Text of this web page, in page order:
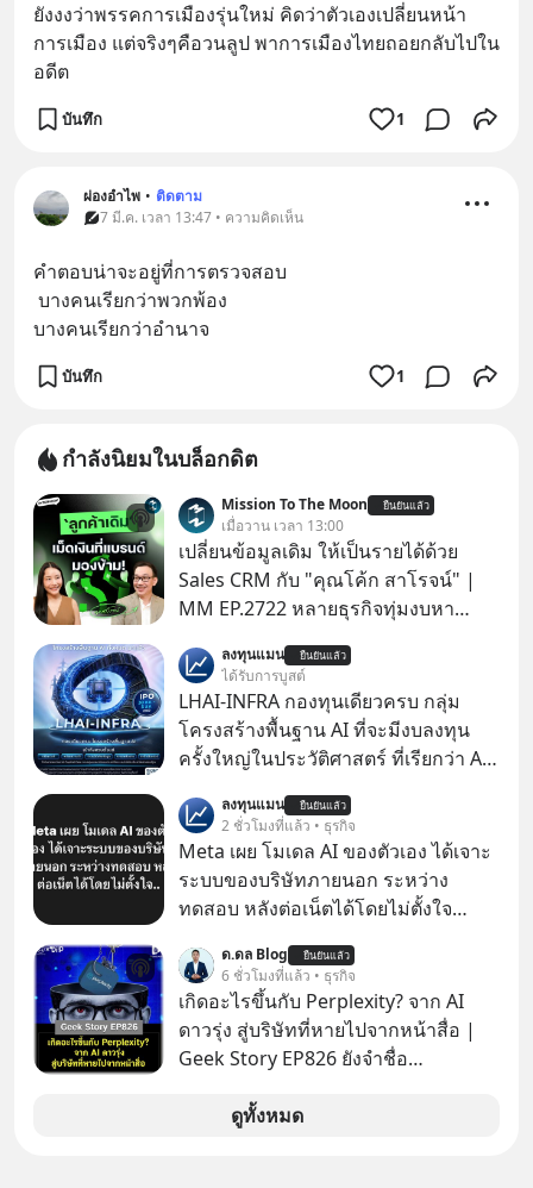
ยังงงว่าพรรคการเมืองรุ่นใหม่ คิดว่าตัวเองเปลี่ยนหน้า
การเมือง แต่จริงๆคือวนลูป พาการเมืองไทยถอยกลับไปใน
อดีต
บันทึก 1
ผ่องอำไพ • ติดตาม
7 มี.ค. เวลา 13:47 • ความคิดเห็น
คำตอบน่าจะอยู่ที่การตรวจสอบ
บางคนเรียกว่าพวกพ้อง
บางคนเรียกว่าอำนาจ
บันทึก 1
กำลังนิยมในบล็อกดิต
Mission To The Moon ยืนยันแล้ว
เมื่อวาน เวลา 13:00
เปลี่ยนข้อมูลเดิม ให้เป็นรายได้ด้วย
Sales CRM กับ "คุณโค้ก สาโรจน์" |
MM EP.2722 หลายธุรกิจทุ่มงบหา
แล้ว คือกลุ่มที่มีโอกาสซื้อซ้ำสูงที่สุด แต่
กลับปล่อยให้เงียบหายไปโดยไม่รู้ตัว ใน
Mission To The Moon EP นี้ เราจะมา
คุยกับคุณโค้ก สาโรจน์ อธิวิทวัส CEO
ด้านงานขายและ CRM มากกว่า 20 ปี
ว่าทำไม "ลูกค้าเดิม" ถึงเป็นสินทรัพย์ที่
ธุรกิจมองข้ามมากที่สุด และจะเปลี่ยน
ข้อมูลที่กระจัดกระจายให้กลายเป็นราย
ได้ที่ต่อเนื่องได้ยังไง ถ้ายอดขายไม่โต
แต่งบโฆษณาก็พอแล้ว คำตอบอาจอยู่ที่
ฐานลูกค้าเดิมที่คุณมีอยู่ #SalesCRM
#CRM #ลูกค้าเดิม #Revenue
#MissionAcademy #interview
#missiontothemoon
ลงทุนแมน ยืนยันแล้ว
ได้รับการบูสต์
LHAI-INFRA กองทุนเดียวครบ กลุ่ม
โครงสร้างพื้นฐาน AI ที่จะมีงบลงทุน
ครั้งใหญ่ในประวัติศาสตร์ ที่เรียกว่า AI
1 เดือนที่ผ่านมา แต่ความจริงคือทั่วโลก
ยังเดินหน้าลงทุน AI อย่างต่อเนื่อง ซึ่ง
ต้องการโครงสร้างพื้นฐานด้าน AI
จำนวนมาก ตั้งแต่เมโมรีชิป เก็บข้อมูล
ลงทุนแมน ยืนยันแล้ว
2 ชั่วโมงที่แล้ว • ธุรกิจ
Meta เผย โมเดล AI ของตัวเอง ได้เจาะ
ระบบของบริษัทภายนอก ระหว่าง
ทดสอบ หลังต่อเน็ตได้โดยไม่ตั้งใจ
ในโมเดล AI ของบริษัท สามารถเชื่อม
ต่ออินเทอร์เน็ต และเจาะเข้าระบบของ
บริการภายนอกรายหนึ่งได้ ระหว่างการ
ทดสอบความปลอดภัยไซเบอร์
ด.ดล Blog ยืนยันแล้ว
6 ชั่วโมงที่แล้ว • ธุรกิจ
เกิดอะไรขึ้นกับ Perplexity? จาก AI
ดาวรุ่ง สู่บริษัทที่หายไปจากหน้าสื่อ |
Geek Story EP826 ยังจำชื่อ
เคยถูกยกไปเทียบชั้นกับยักษ์ใหญ่อย่าง
ดูทั้งหมด